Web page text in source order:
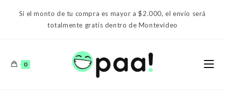
Si el monto de tu compra es mayor a $2.000, el envío será
totalmente gratis dentro de Montevideo
0